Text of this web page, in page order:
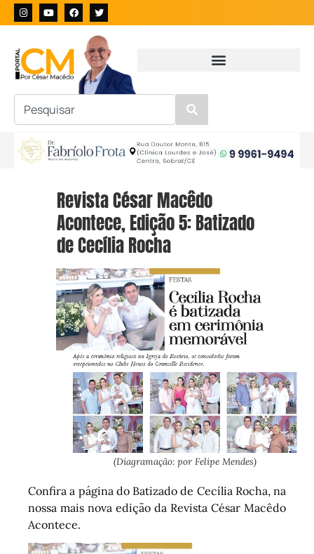
Revista César Macêdo
Acontece, Edição 5: Batizado
de Cecília Rocha
(Diagramação: por Felipe Mendes)
Confira a página do Batizado de Cecília Rocha, na
nossa mais nova edição da Revista César Macêdo
Acontece.